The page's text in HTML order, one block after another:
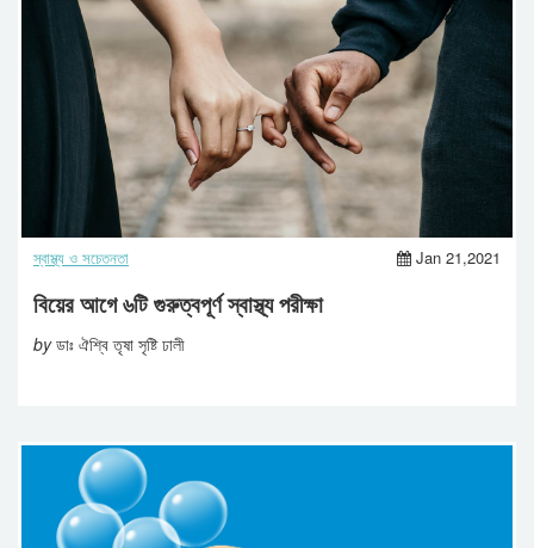
স্বাস্থ্য ও সচেতনতা Jan 21,2021
বিয়ের আগে ৬টি গুরুত্বপূর্ণ স্বাস্থ্য পরীক্ষা
byডাঃ ঐশ্বি তৃষা সৃষ্টি ঢালী